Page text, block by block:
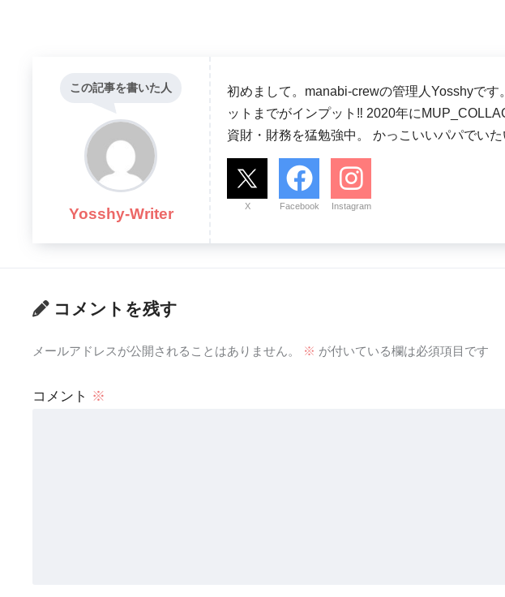
この記事を書いた人
Yosshy-Writer
初めまして。manabi-crewの管理人Yosshyで
ットまでがインプット‼ 2020年に
資財・財務を猛勉強中。 かっこいいパパでい
X Facebook Instagram
コメントを残す
メールアドレスが公開されることはありません。 ※ が付いている欄は必須項目です
コメント ※